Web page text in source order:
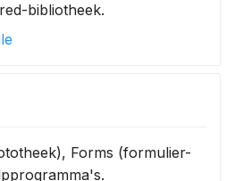
bibliotheek.
Forms (formulier-